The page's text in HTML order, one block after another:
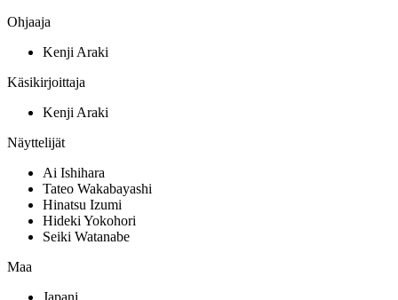
Ohjaaja
Kenji Araki
Käsikirjoittaja
Kenji Araki
Näyttelijät
Ai Ishihara
Tateo Wakabayashi
Hinatsu Izumi
Hideki Yokohori
Seiki Watanabe
Maa
Japani